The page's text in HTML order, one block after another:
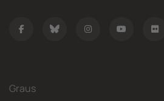
Graus